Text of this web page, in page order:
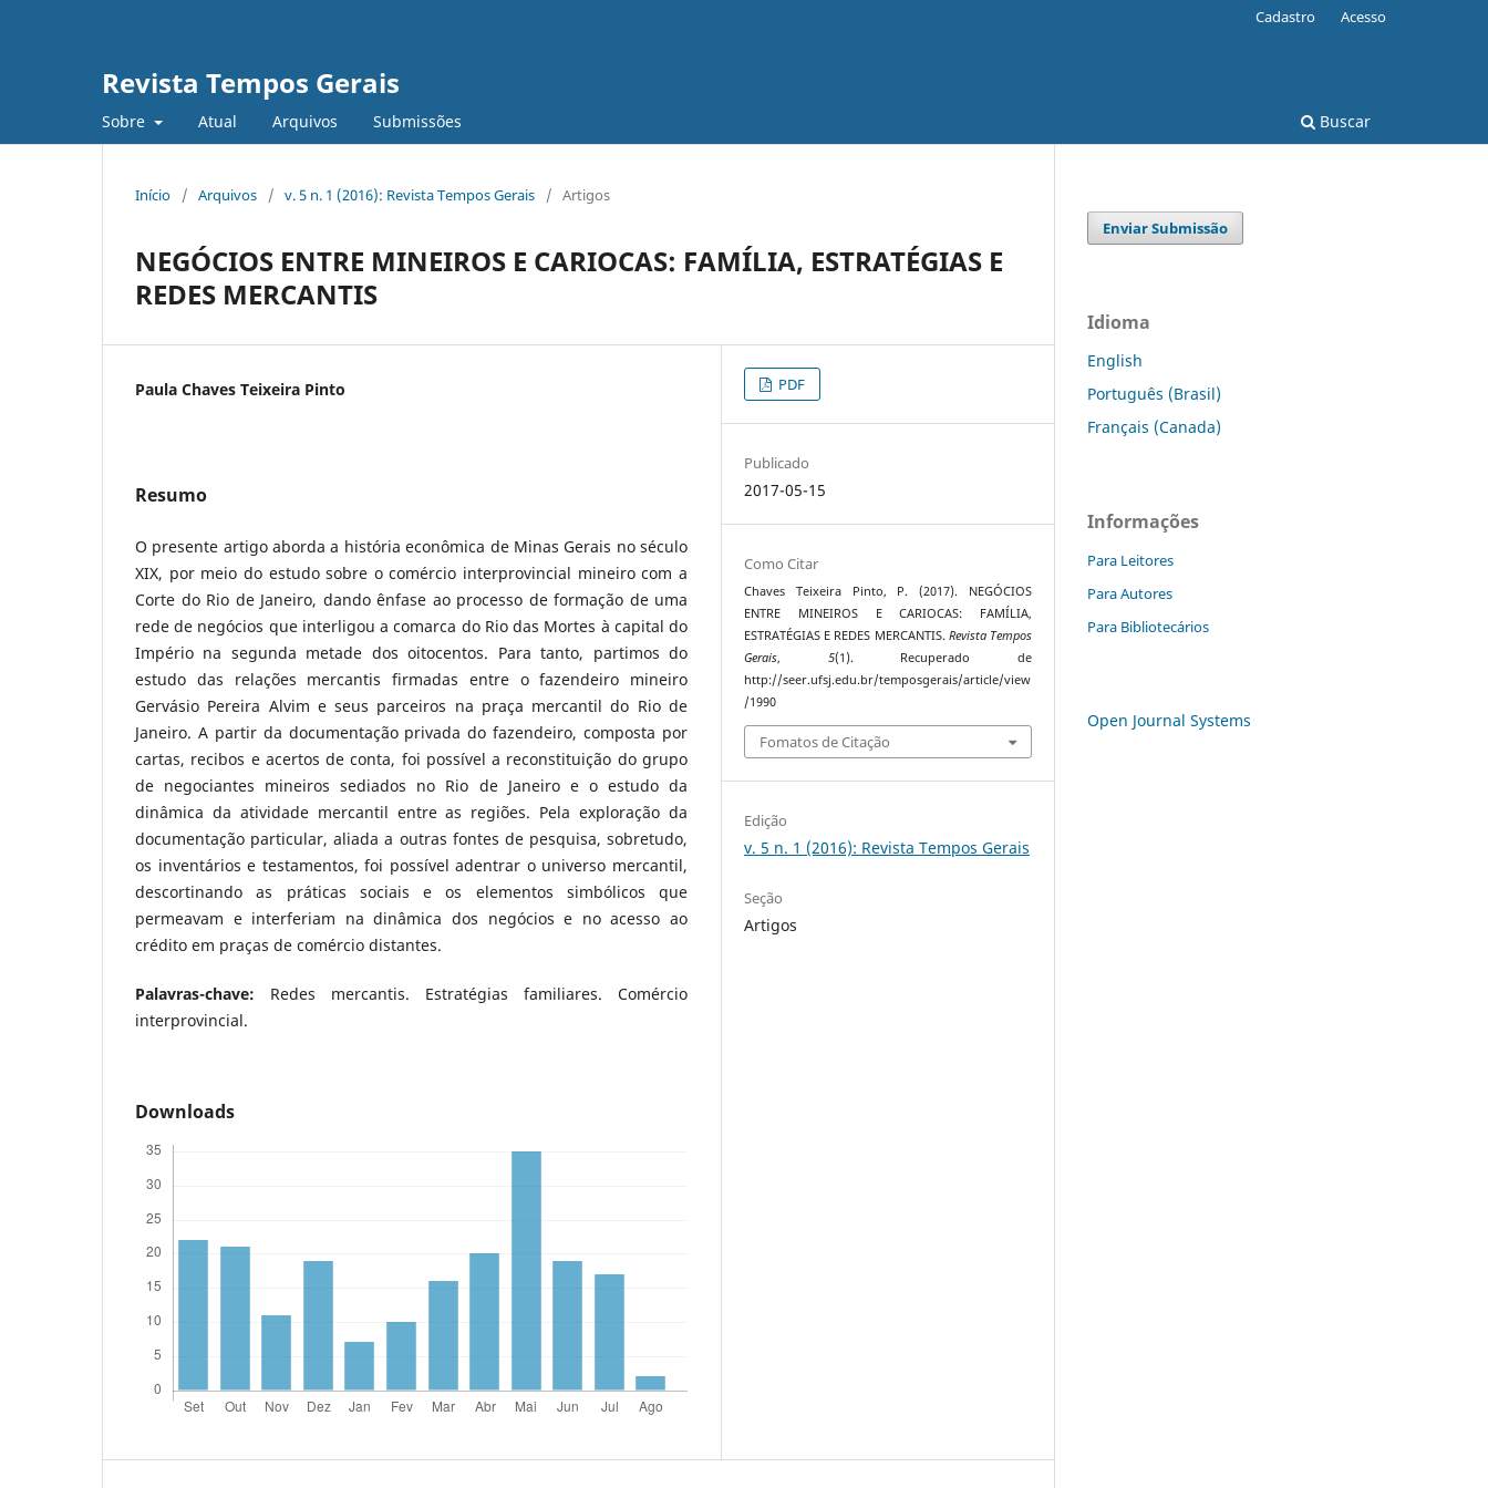
Revista Tempos Gerais
Sobre Atual Arquivos Submissões Buscar
Cadastro Acesso
Início / Arquivos / v. 5 n. 1 (2016): Revista Tempos Gerais / Artigos
NEGÓCIOS ENTRE MINEIROS E CARIOCAS: FAMÍLIA, ESTRATÉGIAS E
REDES MERCANTIS
Paula Chaves Teixeira Pinto
Resumo
O presente artigo aborda a história econômica de Minas Gerais no século
XIX, por meio do estudo sobre o comércio interprovincial mineiro com a
Corte do Rio de Janeiro, dando ênfase ao processo de formação de uma
rede de negócios que interligou a comarca do Rio das Mortes à capital do
Império na segunda metade dos oitocentos. Para tanto, partimos do
estudo das relações mercantis firmadas entre o fazendeiro mineiro
Gervásio Pereira Alvim e seus parceiros na praça mercantil do Rio de
Janeiro. A partir da documentação privada do fazendeiro, composta por
cartas, recibos e acertos de conta, foi possível a reconstituição do grupo
de negociantes mineiros sediados no Rio de Janeiro e o estudo da
dinâmica da atividade mercantil entre as regiões. Pela exploração da
documentação particular, aliada a outras fontes de pesquisa, sobretudo,
os inventários e testamentos, foi possível adentrar o universo mercantil,
descortinando as práticas sociais e os elementos simbólicos que
permeavam e interferiam na dinâmica dos negócios e no acesso ao
crédito em praças de comércio distantes.
Palavras-chave: Redes mercantis. Estratégias familiares. Comércio
interprovincial.
Downloads
PDF
Publicado
2017-05-15
Como Citar
Chaves Teixeira Pinto, P. (2017). NEGÓCIOS
ENTRE MINEIROS E CARIOCAS: FAMÍLIA,
ESTRATÉGIAS E REDES MERCANTIS. Revista Tempos
Gerais, 5(1). Recuperado de
http://seer.ufsj.edu.br/temposgerais/article/view
/1990
Fomatos de Citação
Edição
v. 5 n. 1 (2016): Revista Tempos Gerais
Seção
Artigos
Enviar Submissão
Idioma
English
Português (Brasil)
Français (Canada)
Informações
Para Leitores
Para Autores
Para Bibliotecários
Open Journal Systems